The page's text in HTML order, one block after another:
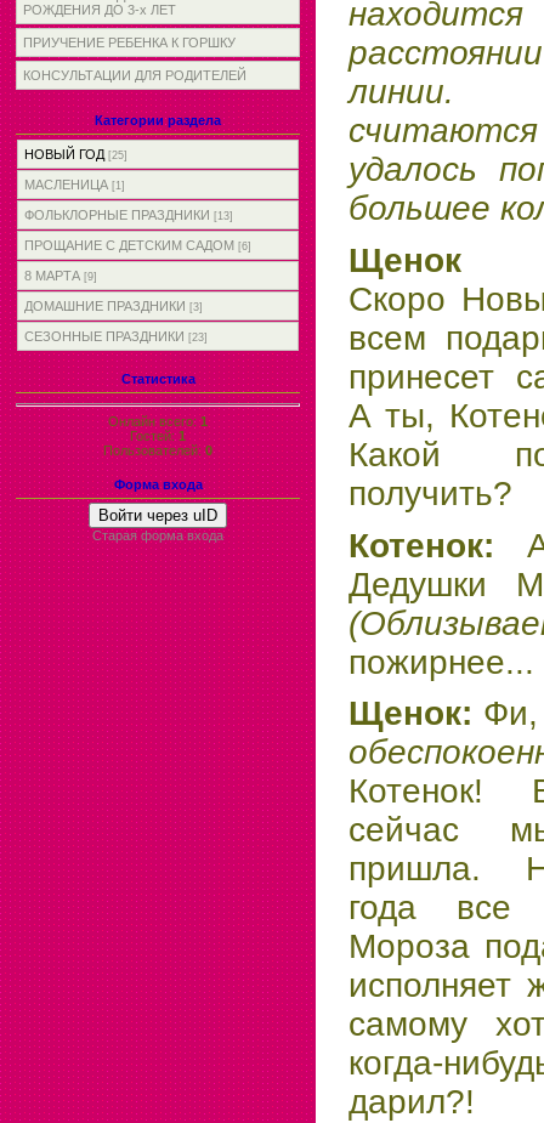
РОЖДЕНИЯ ДО 3-х ЛЕТ
ПРИУЧЕНИЕ РЕБЕНКА К ГОРШКУ
КОНСУЛЬТАЦИИ ДЛЯ РОДИТЕЛЕЙ
Категории раздела
НОВЫЙ ГОД [25]
МАСЛЕНИЦА [1]
ФОЛЬКЛОРНЫЕ ПРАЗДНИКИ [13]
ПРОЩАНИЕ С ДЕТСКИМ САДОМ [6]
8 МАРТА [9]
ДОМАШНИЕ ПРАЗДНИКИ [3]
СЕЗОННЫЕ ПРАЗДНИКИ [23]
Статистика
Онлайн всего:1
Гостей:1
Пользователей:0
Форма входа
Войти через uID
Старая форма входа
линии.
удалось
большее
Скоро
всем
принесет
А ты,
Какой
получить?
Котенок:
Дедушки
пожирнее...
Щенок: Фи,
Котенок!
сейчас
пришла.
года все
Мороза
исполняет
самому
когда-
дарил?!